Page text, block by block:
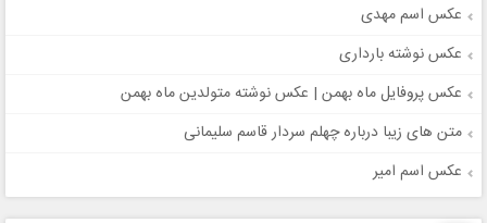
عکس اسم مهدی
عکس نوشته بارداری
عکس پروفایل ماه بهمن | عکس نوشته متولدین ماه بهمن
متن های زیبا درباره چهلم سردار قاسم سلیمانی
عکس اسم امیر